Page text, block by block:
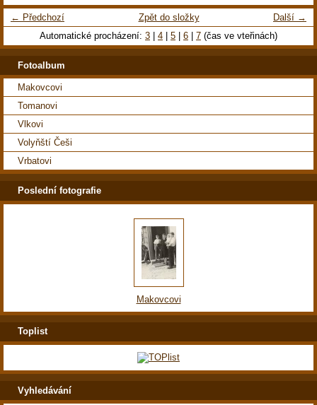
← Předchozí Další →
Zpět do složky
Automatické procházení: 3 4 5 6 7 (čas ve vteřinách)
Fotoalbum
Makovcovi
Tomanovi
Vlkovi
Volyňští Češi
Vrbatovi
Poslední fotografie
Makovcovi
Toplist
Vyhledávání